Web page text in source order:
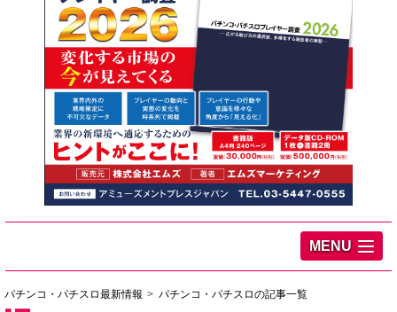
MENU
パチンコ・パチスロ最新情報 パチンコ・パチスロの記事一覧